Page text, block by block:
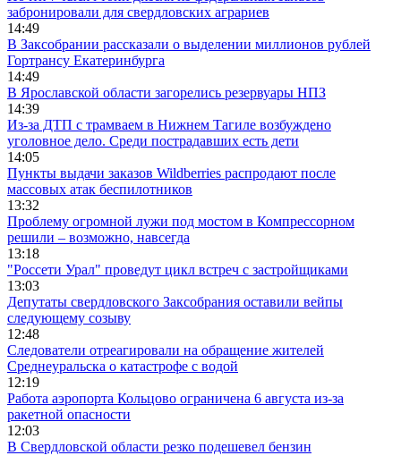
забронировали для свердловских аграриев
14:49
В Заксобрании рассказали о выделении миллионов рублей
Гортрансу Екатеринбурга
14:49
В Ярославской области загорелись резервуары НПЗ
14:39
Из-за ДТП с трамваем в Нижнем Тагиле возбуждено
уголовное дело. Среди пострадавших есть дети
14:05
Пункты выдачи заказов Wildberries распродают после
массовых атак беспилотников
13:32
Проблему огромной лужи под мостом в Компрессорном
решили – возможно, навсегда
13:18
"Россети Урал" проведут цикл встреч с застройщиками
13:03
Депутаты свердловского Заксобрания оставили вейпы
следующему созыву
12:48
Следователи отреагировали на обращение жителей
Среднеуральска о катастрофе с водой
12:19
Работа аэропорта Кольцово ограничена 6 августа из-за
ракетной опасности
12:03
В Свердловской области резко подешевел бензин